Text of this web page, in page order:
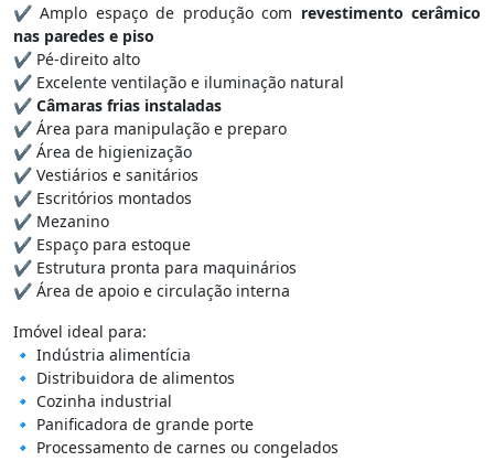
✔ Amplo espaço de produção com revestimento cerâmico
nas paredes e piso
✔ Pé-direito alto
✔ Excelente ventilação e iluminação natural
✔ Câmaras frias instaladas
✔ Área para manipulação e preparo
✔ Área de higienização
✔ Vestiários e sanitários
✔ Escritórios montados
✔ Mezanino
✔ Espaço para estoque
✔ Estrutura pronta para maquinários
✔ Área de apoio e circulação interna
Imóvel ideal para:
🔹 Indústria alimentícia
🔹 Distribuidora de alimentos
🔹 Cozinha industrial
🔹 Panificadora de grande porte
🔹 Processamento de carnes ou congelados